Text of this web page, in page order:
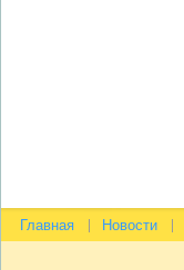
Главная Новости